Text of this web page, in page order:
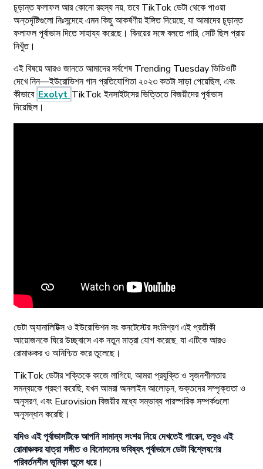
চূড়ান্ত ফলাফল আর কোনো রহস্য নয়, তবে TikTok ডেটা থেকে পাওয়া
অন্তর্দৃষ্টিগুলো নিঃসন্দেহে এমন কিছু আকর্ষণীয় ইঙ্গিত দিয়েছে, যা আমাদের চূড়ান্ত
ফলাফল পূর্বাভাস দিতে সাহায্য করেছে। বিনয়ের সঙ্গে বলতে পারি, সেটি ছিল প্রায়
নিখুঁত।
এই বিষয়ে আরও জানতে আমাদের সর্বশেষ Trending Tuesday ভিডিওটি
দেখে নিন—ইউরোভিশন গান প্রতিযোগিতা ২০২৩ কতটা সাড়া পেয়েছিল, এবং
কীভাবে Exolyt TikTok ইনসাইটসের ভিত্তিতে বিজয়ীদের পূর্বাভাস
দিয়েছিল।
ডেটা অ্যানালিটিক্স ও ইউরোভিশন সং কনটেস্টের সংমিশ্রণ এই প্রতীকী
আয়োজনকে ঘিরে উচ্ছ্বাসে এক নতুন মাত্রা যোগ করেছে, যা এটিকে আরও
রোমাঞ্চকর ও অনিশ্চিত করে তুলেছে।
TikTok ডেটার শক্তিকে কাজে লাগিয়ে, আমরা প্রযুক্তি ও সৃজনশীলতার
সমন্বয়কে গ্রহণ করেছি, যখন আমরা অনলাইন আলোড়ন, ভক্তদের সম্পৃক্ততা ও
অনুসরণ, এবং Eurovision বিজয়ীর মধ্যে সম্ভাব্য পারস্পরিক সম্পর্কগুলো
অনুসন্ধান করেছি।
যদিও এই পূর্বাভাসটিকে আপনি সামান্য সংশয় নিয়ে দেখতেই পারেন, তবুও এই
রোমাঞ্চকর যাত্রা সঙ্গীত ও বিনোদনের ভবিষ্যৎ পূর্বাভাসে ডেটা বিশ্লেষণের
পরিবর্তনশীল ভূমিকা তুলে ধরে।